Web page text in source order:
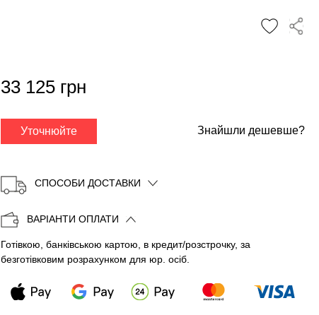
Копіювати
33 125 грн
Уточнюйте Знайшли дешевше?
СПОСОБИ ДОСТАВКИ
ВАРІАНТИ ОПЛАТИ
Готівкою, банківською картою, в кредит/розстрочку, за
безготівковим розрахунком для юр. осіб.